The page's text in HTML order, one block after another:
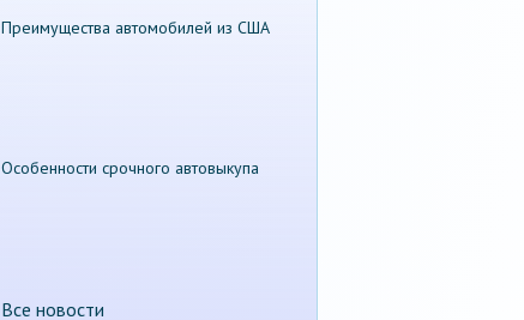
Преимущества автомобилей из США
Особенности срочного автовыкупа
Все новости